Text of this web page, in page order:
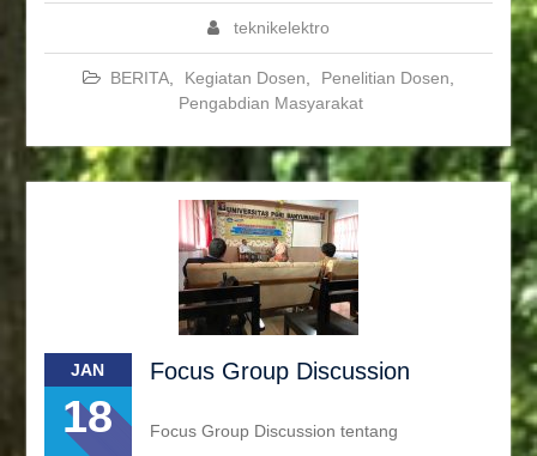
teknikelektro
BERITA, Kegiatan Dosen Penelitian Dosen
Pengabdian Masyarakat
JAN
18
Focus Group Discussion
Focus Group Discussion tentang